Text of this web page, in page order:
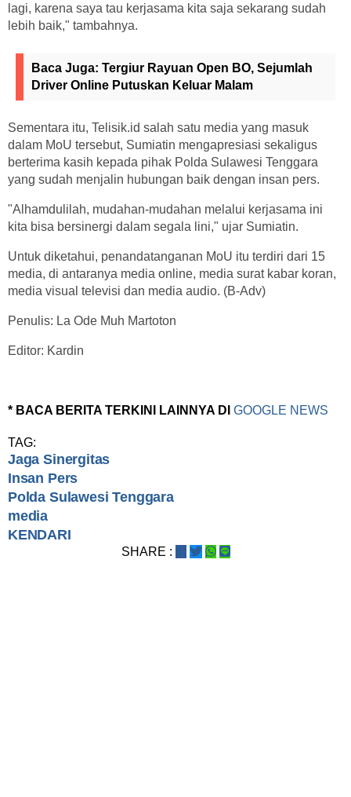
lagi, karena saya tau kerjasama kita saja sekarang sudah
lebih baik," tambahnya.
Baca Juga: Tergiur Rayuan Open BO, Sejumlah
Driver Online Putuskan Keluar Malam
Sementara itu, Telisik.id salah satu media yang masuk
dalam MoU tersebut, Sumiatin mengapresiasi sekaligus
berterima kasih kepada pihak Polda Sulawesi Tenggara
yang sudah menjalin hubungan baik dengan insan pers.
"Alhamdulilah, mudahan-mudahan melalui kerjasama ini
kita bisa bersinergi dalam segala lini," ujar Sumiatin.
Untuk diketahui, penandatanganan MoU itu terdiri dari 15
media, di antaranya media online, media surat kabar koran,
media visual televisi dan media audio. (B-Adv)
Penulis: La Ode Muh Martoton
Editor: Kardin
* BACA BERITA TERKINI LAINNYA DI GOOGLE NEWS
TAG:
Jaga Sinergitas
Insan Pers
Polda Sulawesi Tenggara
media
KENDARI
SHARE :